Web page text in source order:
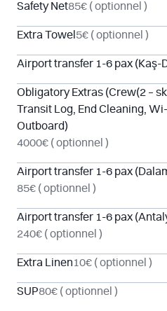
Safety Net85€ ( optionnel )
Extra Towel 5€ ( optionnel )
Airport transfer 1-6 pax (Kaş-
Obligatory Extras (Crew(2 –
Transit Log, End Cleaning,
Outboard)
4000€ ( optionnel )
Airport transfer 1-6 pax
85€ ( optionnel )
Airport transfer 1-6 pax
240€ ( optionnel )
Extra Linen10€ ( optionnel )
SUP80€ ( optionnel )